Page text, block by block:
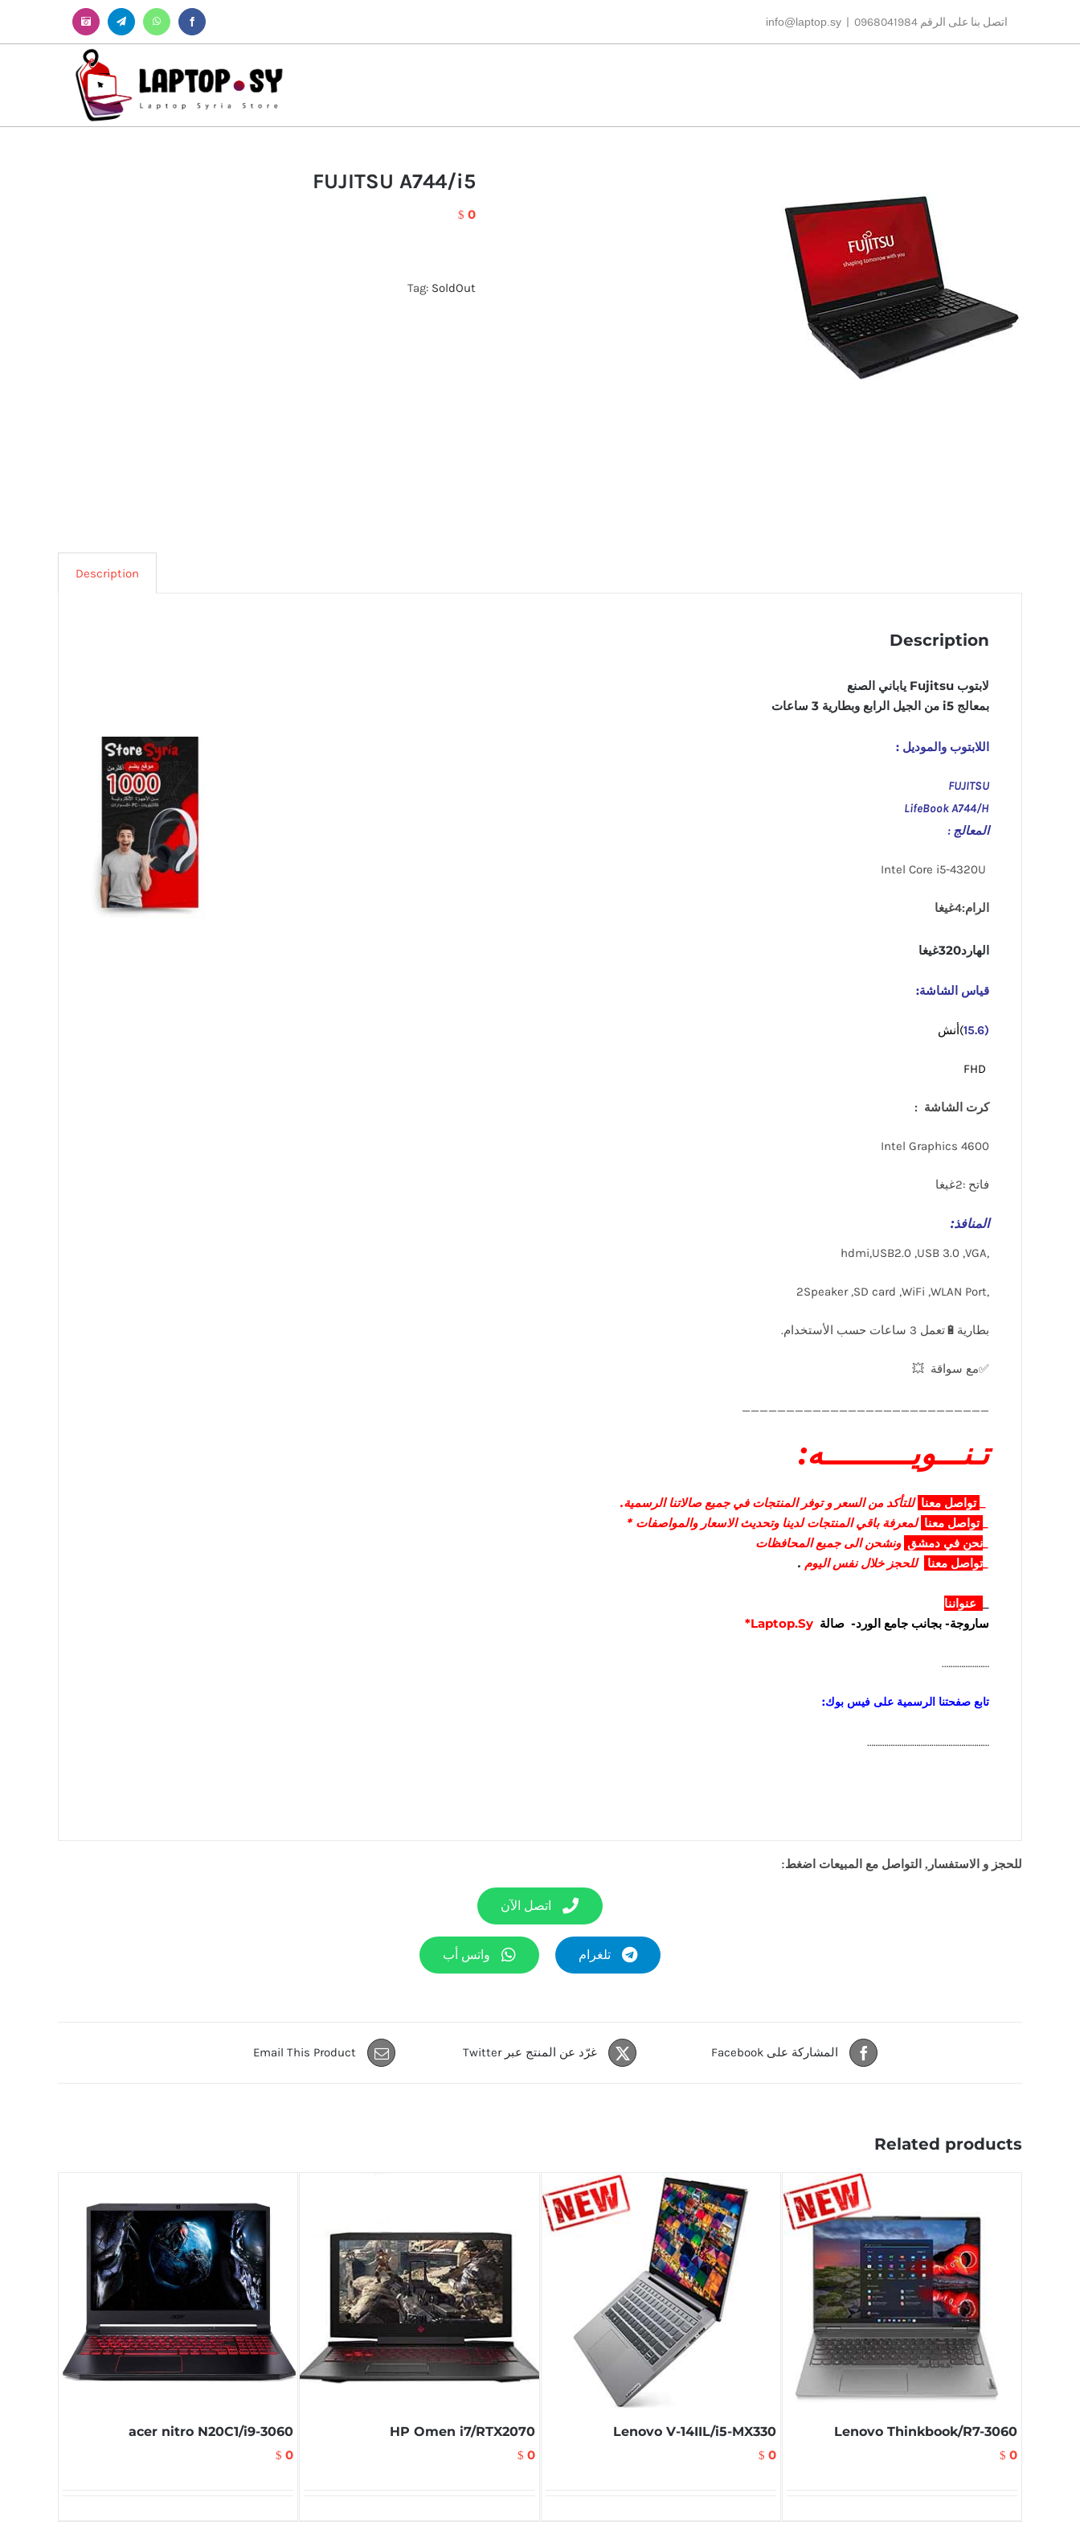
اتصل بنا على الرقم 0968041984 |
info@laptop.sy
Facebook
WhatsApp
Telegram
Instagram
FUJITSU A744/i5
$ 0
Tag: SoldOut
Description
Description
لابتوب Fujitsu ياباني الصنع
بمعالج i5 من الجيل الرابع وبطارية 3 ساعات
اللابتوب والموديل :
FUJITSU
LifeBook A744/H
المعالج :
الرام:4غيغا
الهارد320غيغا
قياس الشاشة:
(15.6 )أنش
كرت الشاشة :
Intel Graphics 4600
فاتح :2غيغا
المنافذ:
,hdmi,USB2.0 ,USB 3.0 ,VGA
,2Speaker ,SD card ,WiFi ,WLAN Port
✅مع سواقة 💥
____________________________
تـنـــويــــــــــه:
تواصل معنا للتأكد من السعر و توفر المنتجات في جميع صالاتنا الرسمية.
تواصل معنا لمعرفة باقي المنتجات لدينا وتحديث الاسعار والمواصفات *
نحن في دمشق ونشحن الى جميع المحافظات
تواصل معنا للحجز خلال نفس اليوم .
عنواننا
ساروجة- بجانب جامع الورد- صالة
………………….
تابع صفحتنا الرسمية على فيس بوك:
…………………………………………………
للحجز و الاستفسار, التواصل مع المبيعات اضغط:
اتصل الآن
تلغرام واتس أب
المشاركة على Facebook غرّد عن المنتج عبر Twitter Email This Product
Related products
Lenovo Thinkbook/R7-3060
$ 0
Lenovo V-14IIL/i5-MX330
$ 0
HP Omen i7/RTX2070
$ 0
acer nitro N20C1/i9-3060
$ 0